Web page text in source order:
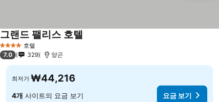
4 성급 호텔
그랜드 팰리스 호텔
7.0 329 양곤
최저가 ₩44,216
4개 사이트의 요금 보기 요금 보기